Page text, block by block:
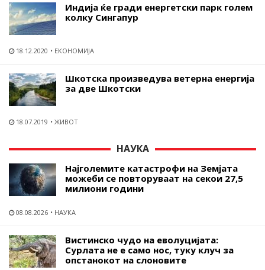
Индија ќе гради енергетски парк голем
колку Сингапур
18.12.2020 ЕКОНОМИЈА
Шкотска произведува ветерна енергија
за две Шкотски
18.07.2019 ЖИВОТ
НАУКА
Најголемите катастрофи на Земјата
можеби се повторуваат на секои 27,5
милиони години
08.08.2026 НАУКА
Вистинско чудо на еволуцијата:
Сурлата не е само нос, туку клуч за
опстанокот на слоновите